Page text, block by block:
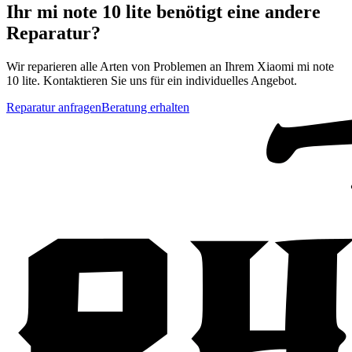
Ihr mi note 10 lite benötigt eine andere
Reparatur?
Wir reparieren alle Arten von Problemen an Ihrem Xiaomi mi note
10 lite. Kontaktieren Sie uns für ein individuelles Angebot.
Reparatur anfragenBeratung erhalten